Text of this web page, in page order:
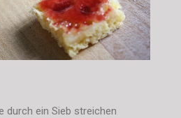
durch ein Sieb streichen